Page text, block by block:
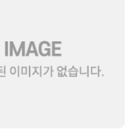
스테이트 선유 호텔 그래드홀
합니다.(선착순 마감)